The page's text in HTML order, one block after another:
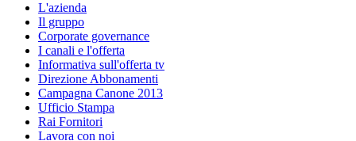
L'azienda
Il gruppo
Corporate governance
I canali e l'offerta
Informativa sull'offerta tv
Direzione Abbonamenti
Campagna Canone 2013
Ufficio Stampa
Rai Fornitori
Lavora con noi